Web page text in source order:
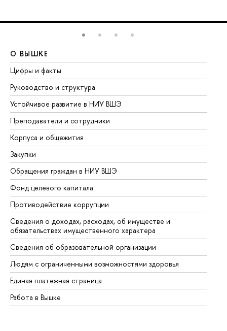
О ВЫШКЕ
Цифры и факты
Руководство и структура
Устойчивое развитие в НИУ ВШЭ
Преподаватели и сотрудники
Корпуса и общежития
Закупки
Обращения граждан в НИУ ВШЭ
Фонд целевого капитала
Противодействие коррупции
Сведения о доходах, расходах, об имуществе и
обязательствах имущественного характера
Сведения об образовательной организации
Людям с ограниченными возможностями здоровья
Единая платежная страница
Работа в Вышке